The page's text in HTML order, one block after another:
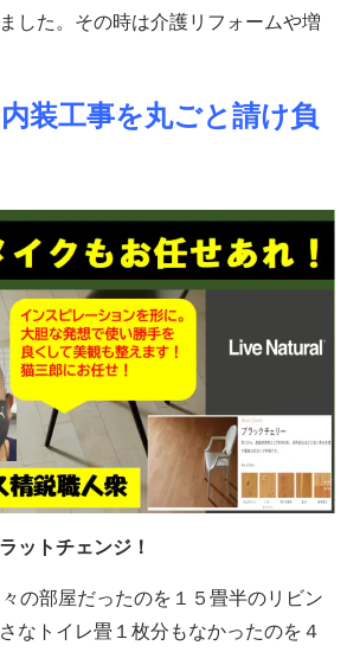
した。その時は介護リフォームや増
装工事を丸ごと請け負
ットチェンジ！
の部屋だったのを１５畳半のリビン
なトイレ畳１枚分もなかったのを４